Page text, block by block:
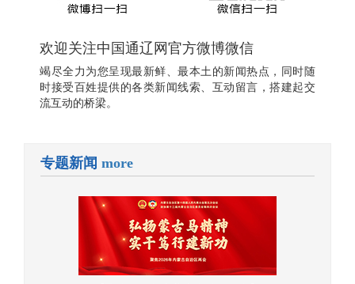
欢迎关注中国通辽网官方微博微信
竭尽全力为您呈现最新鲜、最本土的新闻热点，同时随
时接受百姓提供的各类新闻线索、互动留言，搭建起交
流互动的桥梁。
专题新闻 more